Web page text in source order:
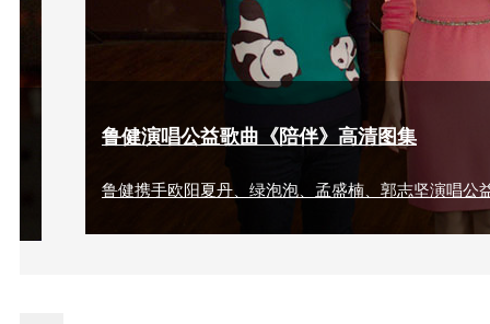
鲁健演唱公益歌曲《陪伴》高清图集
鲁健携手欧阳夏丹、绿泡泡、孟盛楠、郭志坚演唱公